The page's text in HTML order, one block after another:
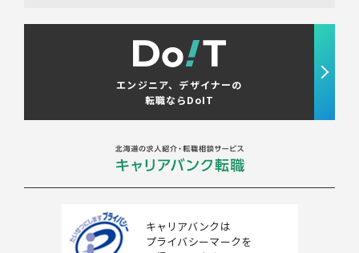
エンジニア、デザイナーの
転職ならDoIT
キャリアバンクは
プライバシーマークを